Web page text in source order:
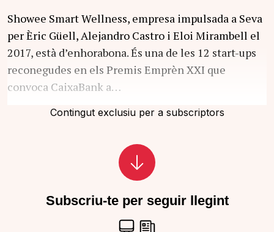
Showee Smart Wellness, empresa impulsada a Seva
per Èric Güell, Alejandro Castro i Eloi Mirambell el
2017, està d’enhorabona. És una de les 12 start-ups
reconegudes en els Premis Emprèn XXI que
convoca CaixaBank a…
Contingut exclusiu per a subscriptors